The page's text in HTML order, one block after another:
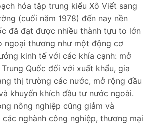
hóa tập trung kiểu Xô Viết sang
(cuối năm 1978) đến nay nền
đã đạt được nhiều thành tựu to lớn
ngoại thương như một động cơ
kinh tế với các khía cạnh: mở
Quốc đối với xuất khẩu, gia
thị trường các nước, mở rộng đầu
khuyến khích đầu tư nước ngoài.
nông nghiệp cũng giảm và
nghành công nghiệp, thương mại